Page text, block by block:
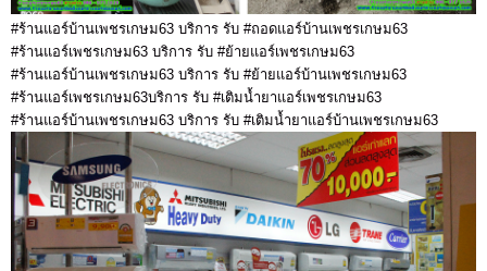
#ร้านแอร์บ้านเพชรเกษม63 บริการ รับ #ถอดแอร์บ้านเพชรเกษม63
#ร้านแอร์เพชรเกษม63 บริการ รับ #ย้ายแอร์เพชรเกษม63
#ร้านแอร์บ้านเพชรเกษม63 บริการ รับ #ย้ายแอร์บ้านเพชรเกษม63
#ร้านแอร์เพชรเกษม63บริการ รับ #เติมน้ำยาแอร์เพชรเกษม63
#ร้านแอร์บ้านเพชรเกษม63 บริการ รับ #เติมน้ำยาแอร์บ้านเพชรเกษม63